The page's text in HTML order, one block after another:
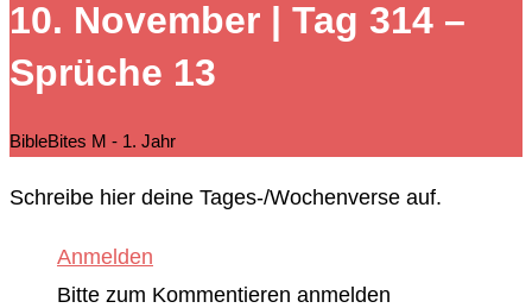
durchsuchen
10. November | Tag 314 –
Sprüche 13
BibleBites M - 1. Jahr
Schreibe hier deine Tages-/Wochenverse auf.
Anmelden
Bitte zum Kommentieren anmelden